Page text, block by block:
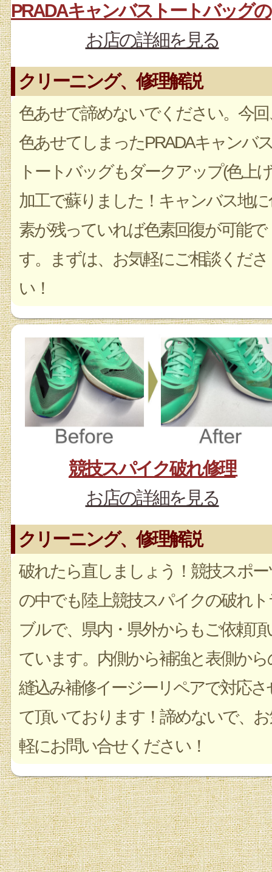
お店の詳細を見る
クリーニング、修理解説
色あせで諦めないでください。今回
色あせてしまったPRADAキャンバ
トートバッグもダークアップ(色上
加工で蘇りました！キャンバス地に
素が残っていれば色素回復が可能で
す。まずは、お気軽にご相談くださ
い！
競技スパイク破れ修理
お店の詳細を見る
クリーニング、修理解説
破れたら直しましょう！競技スポー
の中でも陸上競技スパイクの破れト
ブルで、県内・県外からもご依頼頂
ています。内側から補強と表側から
縫込み補修イージーリペアで対応さ
て頂いております！諦めないで、
軽にお問い合せください！